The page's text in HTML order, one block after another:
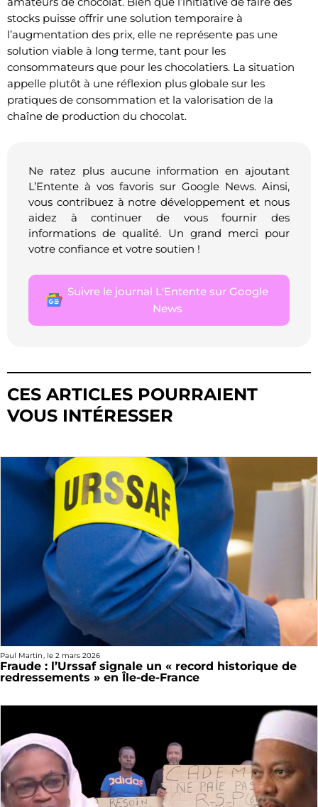
stocks puisse offrir une solution temporaire à
l’augmentation des prix, elle ne représente pas une
solution viable à long terme, tant pour les
consommateurs que pour les chocolatiers. La situation
appelle plutôt à une réflexion plus globale sur les
pratiques de consommation et la valorisation de la
chaîne de production du chocolat.
Ne ratez plus aucune information en ajoutant
L’Entente à vos favoris sur Google News. Ainsi,
vous contribuez à notre développement et nous
aidez à continuer de vous fournir des
informations de qualité. Un grand merci pour
votre confiance et votre soutien !
Suivre le journal L'Entente sur Google
News
CES ARTICLES POURRAIENT
VOUS INTÉRESSER
Paul Martin, le 2 mars 2026
Fraude : l’Urssaf signale un « record historique de
redressements » en Île-de-France